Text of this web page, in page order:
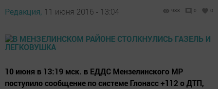
Редакция, 11 июня 2016 - 13:04 988 0 0
10 июня в 13:19 мск. в ЕДДС Мензелинского МР
поступило сообщение по системе Глонасс +112 о ДТП,